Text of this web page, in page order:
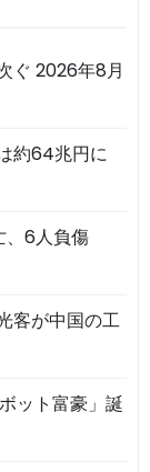
ぐ 2026年8月
約64兆円に
6人負傷
客が中国の工
ット富豪」誕